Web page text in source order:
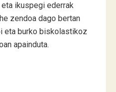
ikuspegi ederrak
zendoa dago bertan
eta burko biskolastikoz
apainduta.